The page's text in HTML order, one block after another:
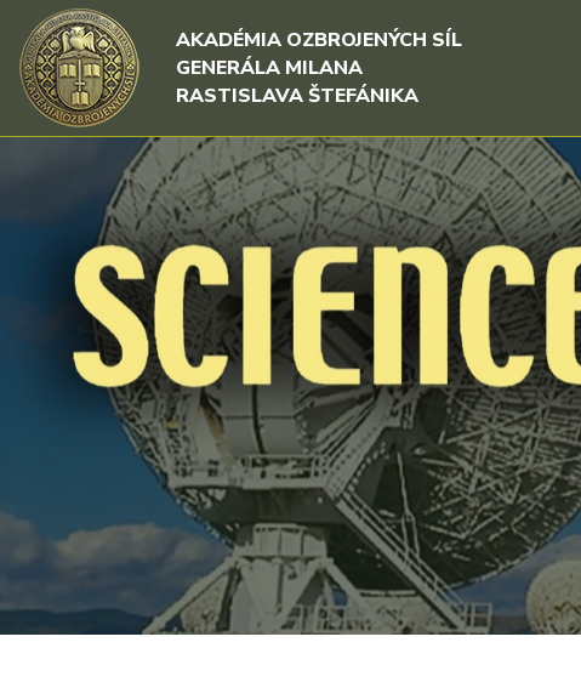
Rovno na obsah
Rovno na menu
AKADÉMIA OZBROJENÝCH SÍL
GENERÁLA MILANA
RASTISLAVA ŠTEFÁNIKA